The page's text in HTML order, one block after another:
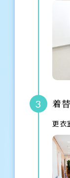
3 着
更衣